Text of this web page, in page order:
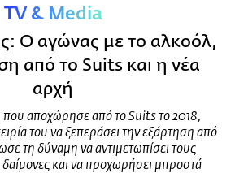
TV & Media
Ο αγώνας με το αλκοόλ,
από το Suits και η νέα
αρχή
αποχώρησε από το Suits το 2018,
του να ξεπεράσει την εξάρτηση από
τη δύναμη να αντιμετωπίσει τους
και να προχωρήσει μπροστά